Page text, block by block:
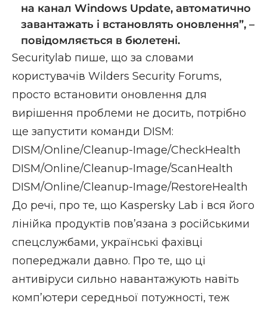
на канал Windows Update, автоматично
завантажать і встановлять оновлення”, –
повідомляється в бюлетені.
Securitylab пише, що за словами
користувачів Wilders Security Forums,
просто встановити оновлення для
вирішення проблеми не досить, потрібно
ще запустити команди DISM:
DISM/Online/Cleanup-Image/CheckHealth
DISM/Online/Cleanup-Image/ScanHealth
DISM/Online/Cleanup-Image/RestoreHealth
До речі, про те, що Kaspersky Lab і вся його
лінійка продуктів пов’язана з російськими
спецслужбами, українські фахівці
попереджали давно. Про те, що ці
антивіруси сильно навантажують навіть
комп’ютери середньої потужності, теж